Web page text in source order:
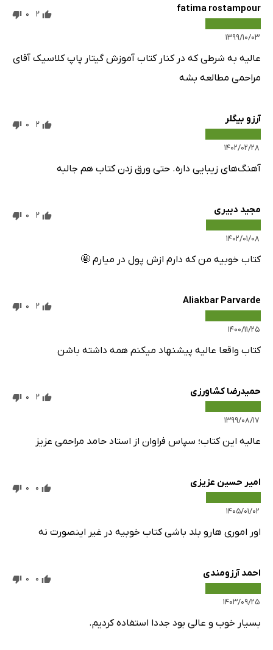
fatima rostampour
۱۳۹۹/۱۰/۰۳
2
0
عالیه به شرطی که در کنار کتاب آموزش گیتار پاپ کلاسیک آقای
مراحمی مطالعه بشه
آرزو بیگلر
۱۴۰۲/۰۲/۲۸
2
0
آهنگ‌های زیبایی داره. حتی ورق زدن کتاب هم جالبه
مجید دبیری
۱۴۰۲/۰۱/۰۸
2
0
کتاب خوبیه من که دارم ازش پول در میارم 🤩
Aliakbar Parvarde
۱۴۰۰/۱۱/۲۵
2
0
کتاب واقعا عالیه پیشنهاد میکنم همه داشته باشن
حمیدرضا کشاورزی
۱۳۹۹/۰۸/۱۷
2
0
عالیه این کتاب؛ سپاس فراوان از استاد حامد مراحمی عزیز
امیر حسین عزیزی
۱۴۰۵/۰۱/۰۲
0
0
اور اموری هارو بلد باشی کتاب خوبیه در غیر اینصورت نه
احمد آرزومندی
۱۴۰۳/۰۹/۲۵
0
0
بسیار خوب و عالی بود جددا استفاده کردیم.